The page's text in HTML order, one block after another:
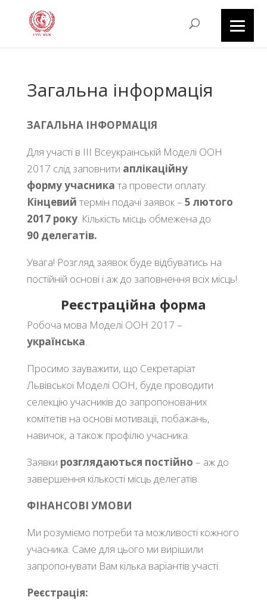
Загальна інформація
ЗАГАЛЬНА ІНФОРМАЦІЯ
Для участі в III Всеукраїнській Моделі ООН
2017 слід заповнити аплікаційну
форму учасника та провести оплату.
Кінцевий термін подачі заявок – 5 лютого
2017 року. Кількість місць обмежена до
90 делегатів.
Увага! Розгляд заявок буде відбуватись на
постійній основі і аж до заповнення всіх місць!
Реєстраційна форма
Робоча мова Моделі ООН 2017 –
українська.
Просимо зауважити, що Секретаріат
Львівської Моделі ООН, буде проводити
селекцію учасників до запропонованих
комітетів на основі мотивації, побажань,
навичок, а також профілю учасника.
Заявки розглядаються постійно – аж до
завершення кількості місць делегатів.
ФІНАНСОВІ УМОВИ
Ми розуміємо потреби та можливості кожного
учасника. Саме для цього ми вирішили
запропонувати Вам кілька варіантів участі.
Реєстрація: